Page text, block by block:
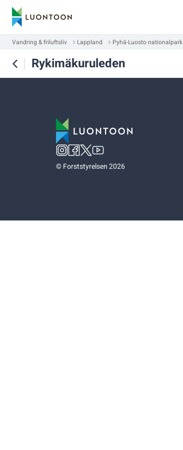
Vandring & friluftsliv Lappland Pyhä-Luosto nationalpark
Rykimäkuruleden
©Forststyrelsen 2026